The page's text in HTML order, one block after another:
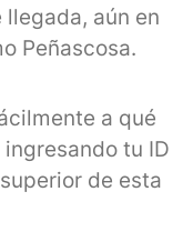
aún en
Peñascosa.
a qué
tu ID
de esta